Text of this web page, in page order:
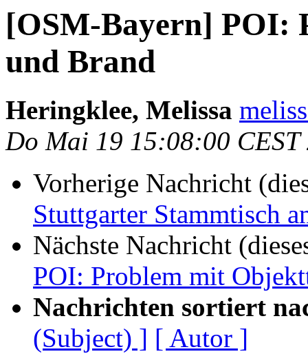
[OSM-Bayern] POI:
und Brand
Heringklee, Melissa
Do Mai 19 15:08:00 CEST
Vorherige Nachricht
Stuttgarter Stammtisch
Nächste Nachricht
POI: Problem mit
Nachrichten sortiert
(Subject) ] [ Autor ]